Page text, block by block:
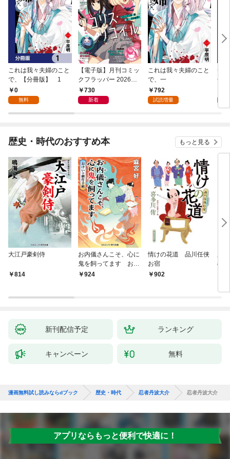
これは我々夫婦のこと
で、【分冊版】 1
0
無料
【電子版】月刊コミッ
クフラッパー 2026年9
月号730
新着
これは我々夫婦のこと
で、一
792
試読増量
チ
冊
歴史・時代のおすすめ本 もっと見る
大江戸豪剣侍
814
お内儀さんこそ、心に
鬼を飼ってます おけ
いの戯作手帖
924
情けの花道 品川任侠
お宿
902
の
新刊配信予定 ランキング
キャンペーン 無料
漫画無料試し読みならdブック 歴史・時代 忍者丹波大介 忍者丹波大介
アプリならもっと便利で快適に！